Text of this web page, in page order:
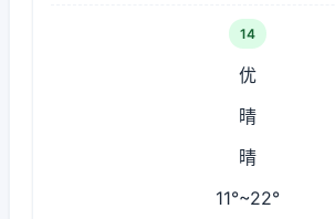
14
优
晴
晴
11°~22°